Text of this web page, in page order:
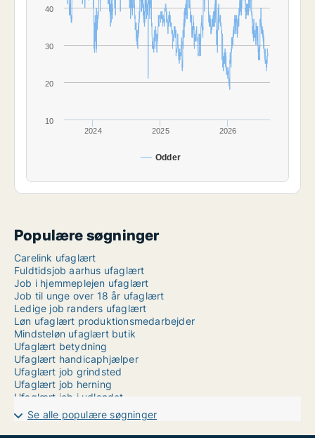
Odder
2024 2025 2026
10
20
30
40
Populære søgninger
Carelink ufaglært
Fuldtidsjob aarhus ufaglært
Job i hjemmeplejen ufaglært
Job til unge over 18 år ufaglært
Ledige job randers ufaglært
Løn ufaglært produktionsmedarbejder
Mindsteløn ufaglært butik
Ufaglært betydning
Ufaglært handicaphjælper
Ufaglært job grindsted
Ufaglært job herning
Ufaglært job i udlandet
Ufaglært job i aalborg
Ufaglært job københavn
Ufaglært job vordingborg
Se alle populære søgninger